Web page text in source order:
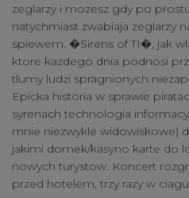
zeglarzy i mozesz gdy po
natychmiast zwabiaja zeglarzy
spiewem. �Sirens of TI�, jak
ktore kazdego dnia podnosi
tlumy ludzi spragnionych
Epicka historia w sprawie
syrenach technologia
mnie niezwykle widowiskowe)
jakimi domek/kasyno karte do
nowych turystow. Koncert
przed hotelem, trzy razy w